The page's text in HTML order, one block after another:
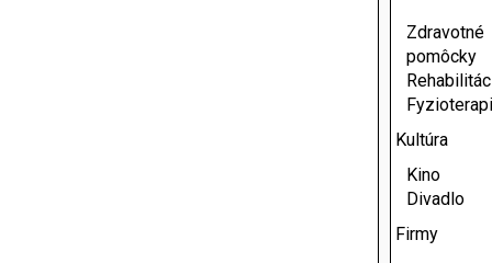
Zdravotné
pomôcky
Kultúra
Kino
Divadlo
Firmy